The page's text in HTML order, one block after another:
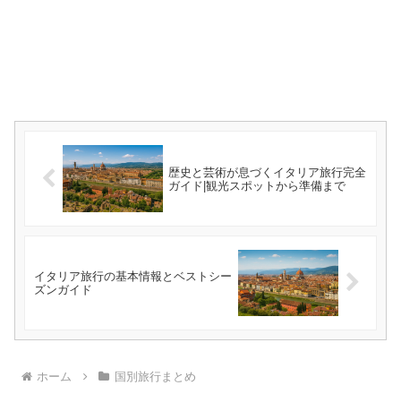
歴史と芸術が息づくイタリア旅行完全
ガイド|観光スポットから準備まで
イタリア旅行の基本情報とベストシー
ズンガイド
ホーム 国別旅行まとめ